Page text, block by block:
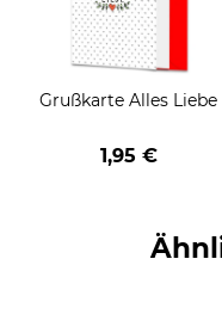
Grußkarte Alles Liebe
1,95 €